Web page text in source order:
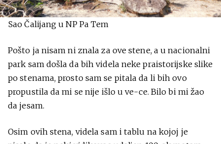
Sao Čalijang u NP Pa Tem
Pošto ja nisam ni znala za ove stene, a u nacionalni
park sam došla da bih videla neke praistorijske slike
po stenama, prosto sam se pitala da li bih ovo
propustila da mi se nije išlo u ve-ce. Bilo bi mi žao
da jesam.
Osim ovih stena, videla sam i tablu na kojoj je